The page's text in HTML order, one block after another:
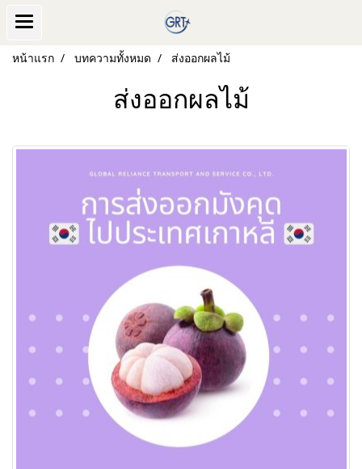
หน้าแรก บทความทั้งหมด ส่งออกผลไม้
ส่งออกผลไม้